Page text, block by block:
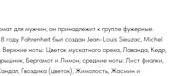
для мужчин, он принадлежит к группе фужерные.
году. Fahrenheit был создан Jean-Louis Sieuzac, Michel
ноты: Цветок мускатного ореха, Лаванда, Кедр,
Бергамот и Лимон; средние ноты: Лист фиалки,
Гвоздика (цветок), Жимолость, Жасмин и